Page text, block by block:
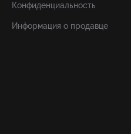
Конфиденциальность
Информация о продавце